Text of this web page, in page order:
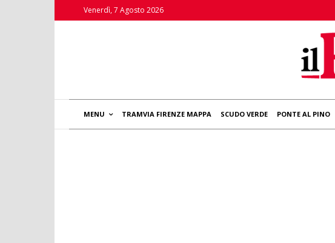
Venerdì, 7 Agosto 2026
MENU TRAMVIA FIRENZE MAPPA SCUDO VERDE PONTE AL PINO